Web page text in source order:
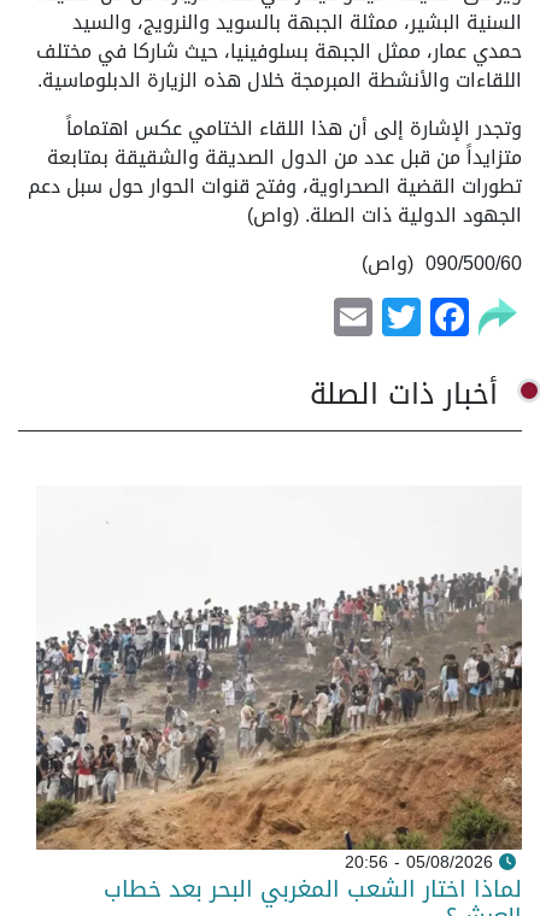
السنية البشير، ممثلة الجبهة بالسويد والنرويج، والسيد
حمدي عمار، ممثل الجبهة بسلوفينيا، حيث شاركا في مختلف
اللقاءات والأنشطة المبرمجة خلال هذه الزيارة الدبلوماسية.
وتجدر الإشارة إلى أن هذا اللقاء الختامي عكس اهتماماً
متزايداً من قبل عدد من الدول الصديقة والشقيقة بمتابعة
تطورات القضية الصحراوية، وفتح قنوات الحوار حول سبل دعم
الجهود الدولية ذات الصلة. (واص)
090/500/60 (واص)
Facebook
Twitter
أخبار ذات الصلة
05/08/2026 - 20:56
لماذا اختار الشعب المغربي البحر بعد خطاب